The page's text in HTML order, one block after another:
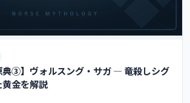
典③】ヴォルスング・サガ ― 竜殺しシグ
金を解説